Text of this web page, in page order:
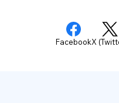
FacebookX